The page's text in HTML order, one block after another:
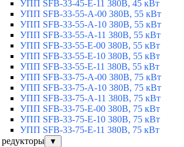
УПП SFB-33-45-E-11 380В, 45 кВт
УПП SFB-33-55-A-00 380В, 55 кВт
УПП SFB-33-55-A-10 380В, 55 кВт
УПП SFB-33-55-A-11 380В, 55 кВт
УПП SFB-33-55-E-00 380В, 55 кВт
УПП SFB-33-55-E-10 380В, 55 кВт
УПП SFB-33-55-E-11 380В, 55 кВт
УПП SFB-33-75-A-00 380В, 75 кВт
УПП SFB-33-75-A-10 380В, 75 кВт
УПП SFB-33-75-A-11 380В, 75 кВт
УПП SFB-33-75-E-00 380В, 75 кВт
УПП SFB-33-75-E-10 380В, 75 кВт
УПП SFB-33-75-E-11 380В, 75 кВт
▼